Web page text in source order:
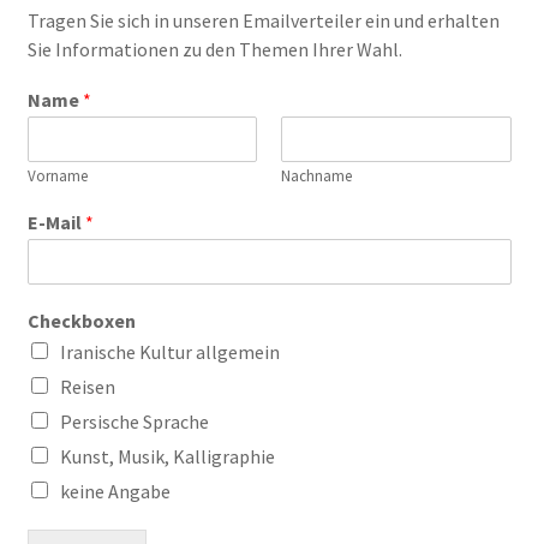
Tragen Sie sich in unseren Emailverteiler ein und erhalten
Sie Informationen zu den Themen Ihrer Wahl.
Name *
Vorname Nachname
E-Mail *
Checkboxen
Iranische Kultur allgemein
Reisen
Persische Sprache
Kunst, Musik, Kalligraphie
keine Angabe